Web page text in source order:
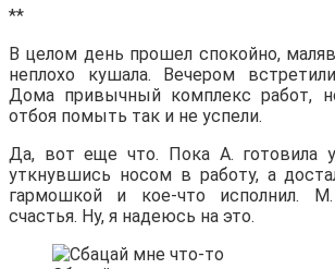
**
В целом день прошел спокойно,
неплохо кушала. Вечером
Дома привычный комплекс работ,
отбоя помыть так и не успели.
Да, вот еще что. Пока А. готовила
уткнувшись носом в работу, а
гармошкой и кое-что исполнил.
счастья. Ну, я надеюсь на это.